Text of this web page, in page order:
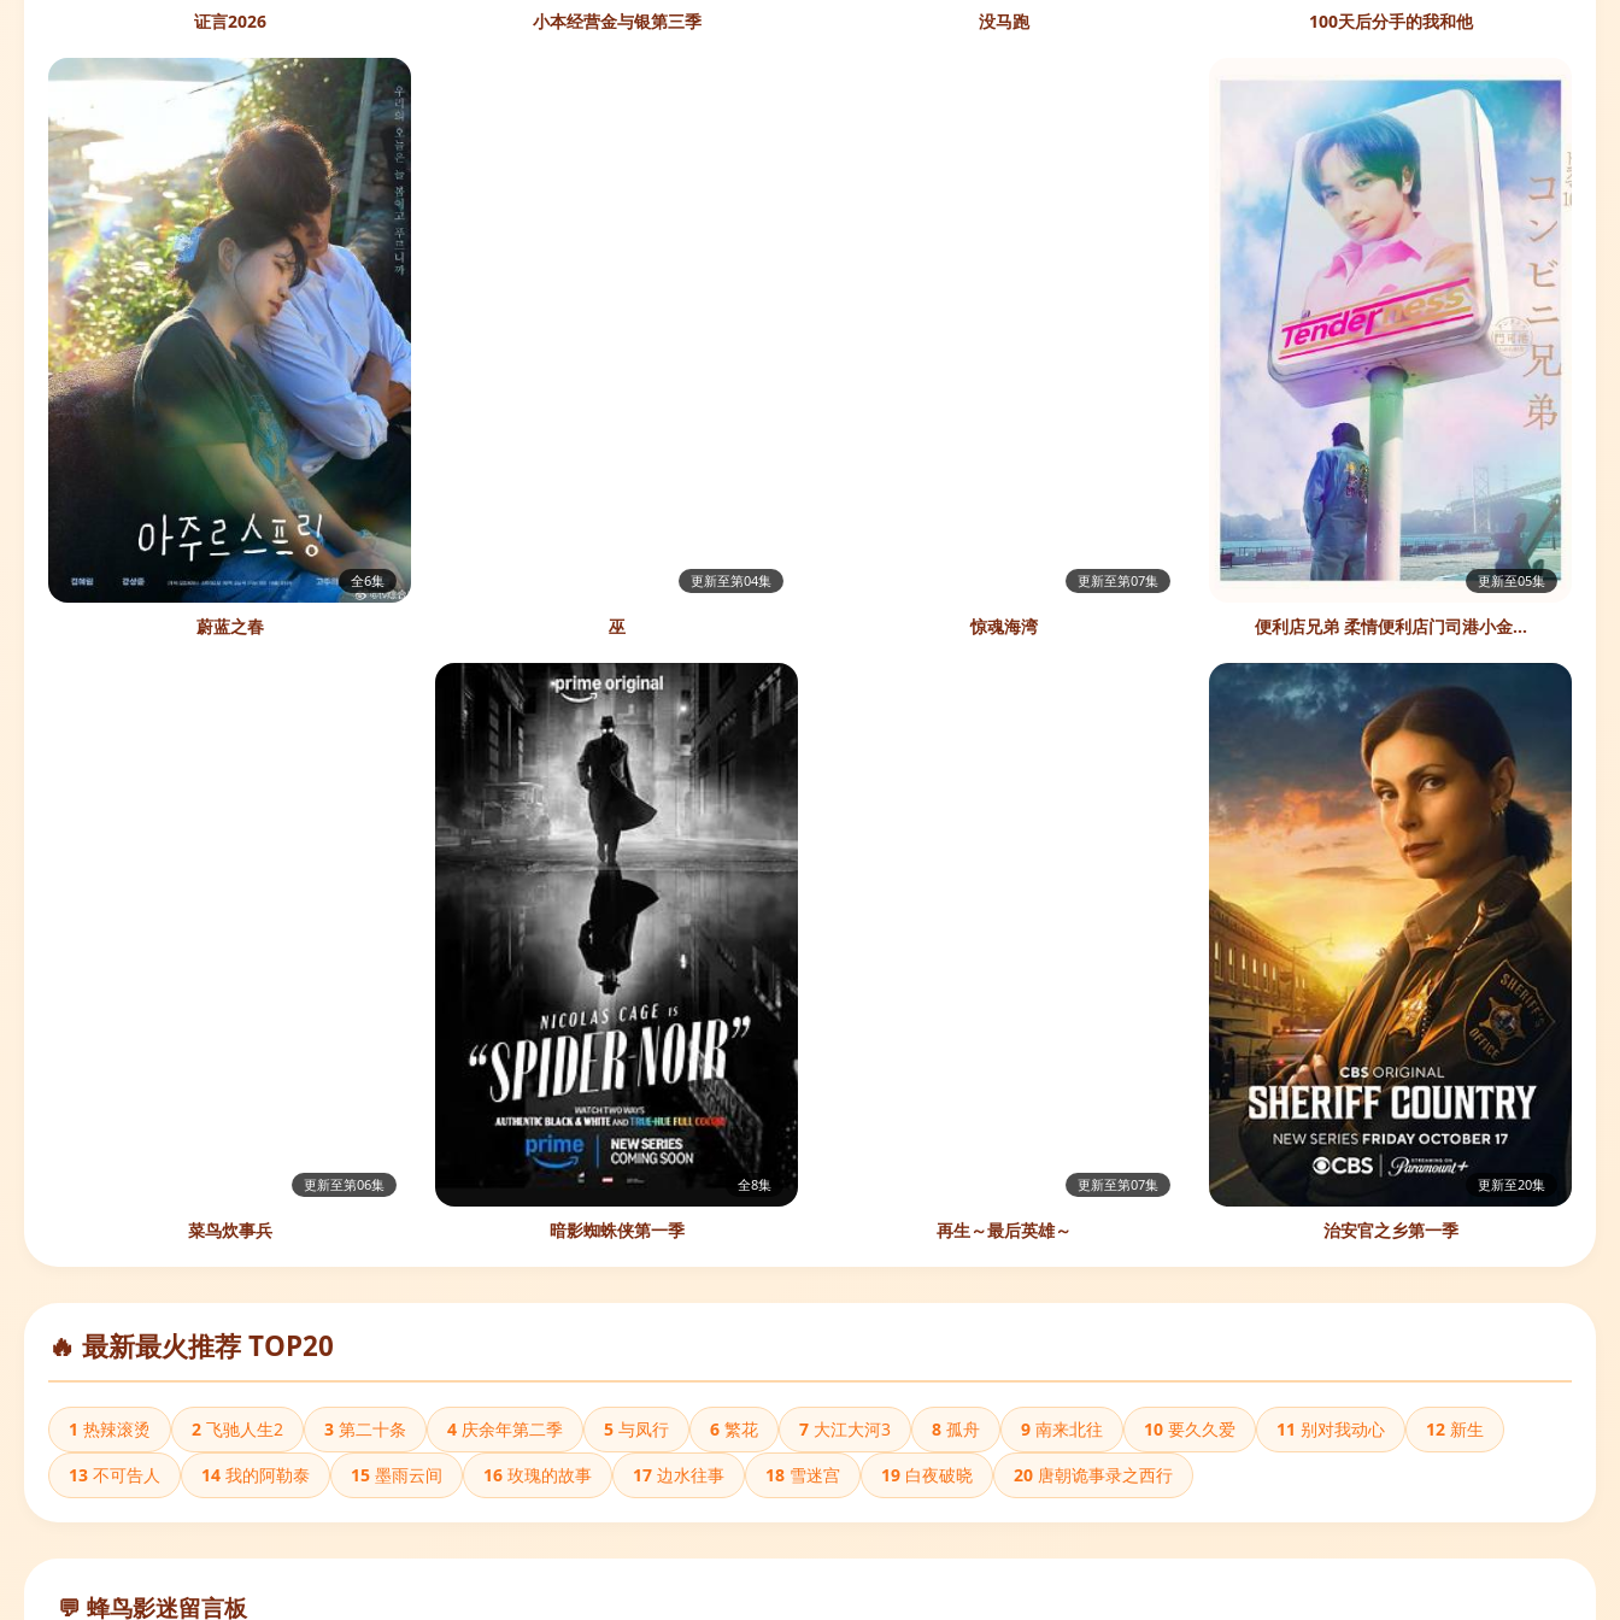
证言2026 小本经营金与银第三季 没马跑 100天后分手的我和他
全6集
蔚蓝之春
更新至第04集
巫
更新至第07集
惊魂海湾
更新至05集
便利店兄弟 柔情便利店门司港小金...
更新至第06集
菜鸟炊事兵
全8集
暗影蜘蛛侠第一季
更新至第07集
再生～最后英雄～
更新至20集
治安官之乡第一季
🔥 最新最火推荐 TOP20
1 热辣滚烫 2 飞驰人生2 3 第二十条 4 庆余年第二季 5 与凤行 6 繁花 7 大江大河3 8 孤舟 9 南来北往 10 要久久爱 11 别对我动心 12 新生
13 不可告人 14 我的阿勒泰 15 墨雨云间 16 玫瑰的故事 17 边水往事 18 雪迷宫 19 白夜破晓 20 唐朝诡事录之西行
💬 蜂鸟影迷留言板